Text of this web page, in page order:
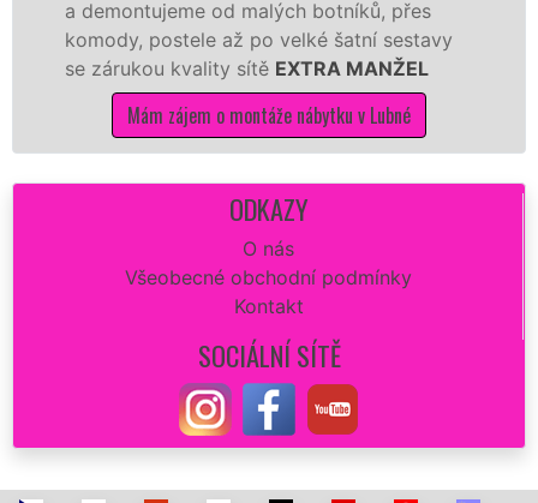
od malých botníků, přes
postele až po velké šatní sestavy
kvality sítěEXTRA MANŽEL
Mám zájem o montáže nábytku v Lubné
ODKAZY
O nás
Všeobecné obchodní podmínky
Kontakt
SOCIÁLNÍ SÍTĚ